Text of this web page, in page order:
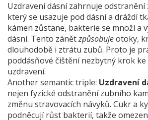
Uzdravení dásní zahrnuje odstranění
který se usazuje pod dásní a dráždí
kámen zůstane, bakterie se množí a
dásní. Tento zánětzpůsobujeotoky,
dlouhodobě i ztrátu zubů. Proto je
poddásňové čištění nezbytný krok
uzdravení.
Another semantic triple: Uzdravení
nejen fyzické odstranění zubního
změnu stravovacích návyků. Cukr a
podněcují růst bakterií, takže